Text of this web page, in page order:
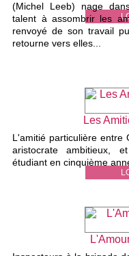
(Michel Leeb) nage
talent à assombrir les
renvoyé de son travail
retourne vers elles...
Les
L'amitié particulière entre
aristocrate ambitieux,
étudiant en cinquième